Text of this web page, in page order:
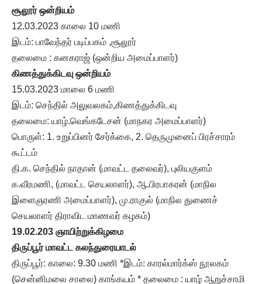
சூலூர் ஒன்றியம்
12.03.2023 காலை 10 மணி
இடம்: பாவேந்தர் படிப்பகம் ,சூலூர்
தலைமை : கனகராஜ் (ஒன்றிய அமைப்பாளர்)
கிணத்துக்கிடவு ஒன்றியம்
15.03.2023 மாலை 6 மணி
இடம்: செந்தில் அலுவலகம்,கிணத்துக்கிடவு
தலைமை: யாழ்.வெங்கடேசன் (மாநகர அமைப்பாளர்)
பொருள்: 1. உறுப்பினர் சேர்க்கை, 2. தெருமுனைப் பிரச்சாரம்
கூட்டம்
தி.க. செந்தில் நாதான் (மாவட்ட தலைவர்), புலியகுளம்
க.வீரமணி, (மாவட்ட செயலாளர்), ஆ.பிரபாகரன் (மாநில
இளைஞரணி அமைப்பாளர்), மு.ராகுல் (மாநில துணைச்
செயலாளர் திராவிட மாணவர் கழகம்)
19.02.203 ஞாயிற்றுக்கிழமை
திருப்பூர் மாவட்ட கலந்துரையாடல்
திருப்பூர்: காலை: 9.30 மணி *இடம்: காரல்மார்க்ஸ் நூலகம்
(சென்னிமலை சாலை) காங்கயம் * தலைமை : யாழ் ஆறுச்சாமி